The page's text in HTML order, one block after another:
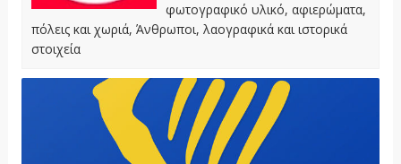
φωτογραφικό υλικό, αφιερώματα,
πόλεις και χωριά, Άνθρωποι, λαογραφικά και ιστορικά
στοιχεία